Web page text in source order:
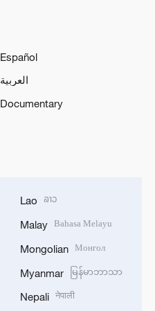
Español
العربية
Documentary
Lao ລາວ
Malay Bahasa Melayu
Mongolian Монгол
Myanmar မြန်မာဘာသာ
Nepali नेपाली